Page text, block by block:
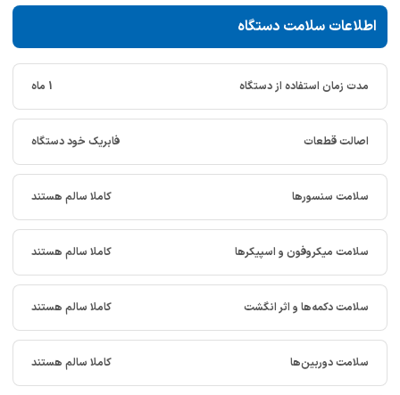
اطلاعات سلامت دستگاه
مدت زمان استفاده از دستگاه 1 ماه
اصالت قطعات فابریک خود دستگاه
سلامت سنسورها کاملا سالم هستند
سلامت میکروفون و اسپیکرها کاملا سالم هستند
سلامت دکمه‌ها و اثر انگشت کاملا سالم هستند
سلامت دوربین‌ها کاملا سالم هستند